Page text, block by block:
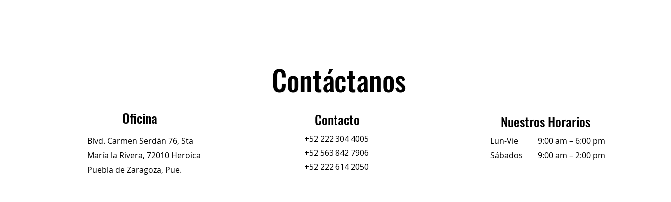
Contáctanos
Oficina
Blvd. Carmen Serdán 76, Sta
María la Rivera, 72010 Heroica
Puebla de Zaragoza, Pue.
Contacto
+52 222 304 4005
+52 563 842 7906
+52 222 614 2050
Nuestros Horarios
Lun-Vie
9:00 am – 6:00 pm
Sábados
9:00 am – 2:00 pm